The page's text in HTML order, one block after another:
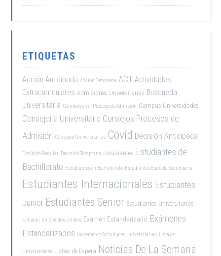
ETIQUETAS
Acción Anticipada Acción Temprana ACT Actividades
Extracurriculares Admisiones Universitarias Busqueda
Universitaria Cambios en el Proceso de Admisión Campus Universidades
Consejería Universitaria Consejos Procesos de
Admisión Consejos Universitarios Covid Decisión Anticipada
Decisión Regular Decisión Temprana Estudiantes Estudiantes de
Bachillerato Estudiantes en Bachillerato Estudiantes Escuela Secundaria
Estudiantes Internacionales Estudiantes
Junior Estudiantes Senior Estudiantes Universitarios
Estudiar En Estados Unidos Examen Estandarizado Exámenes
Estandarizados Incremento Solicitudes Universitarias Lista de
Universidades Listas de Espera Noticias De La Semana